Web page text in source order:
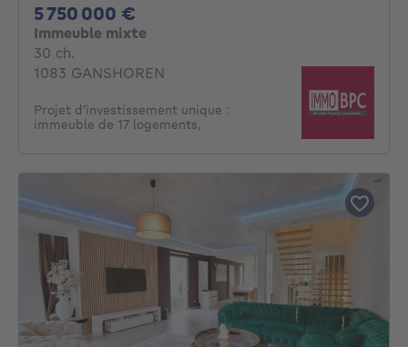
5 750 000 €
Immeuble mixte
30 ch.
1083 GANSHOREN
Projet d’investissement unique :
immeuble de 17 logements,